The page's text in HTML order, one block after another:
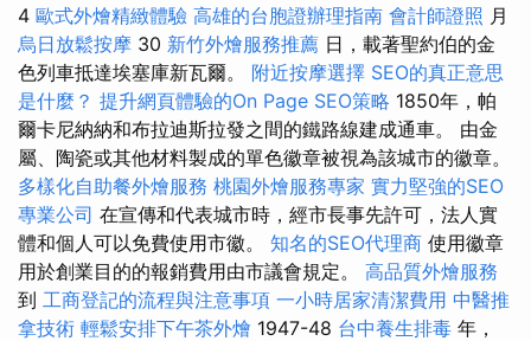
4 歐式外燴精緻體驗 高雄的台胞證辦理指南 會計師證照 月
烏日放鬆按摩 30 新竹外燴服務推薦 日，載著聖約伯的金
色列車抵達埃塞庫新瓦爾。 附近按摩選擇 SEO的真正意思
是什麼？ 提升網頁體驗的On Page SEO策略 1850年，帕
爾卡尼納納和布拉迪斯拉發之間的鐵路線建成通車。 由金
屬、陶瓷或其他材料製成的單色徽章被視為該城市的徽章。
多樣化自助餐外燴服務 桃園外燴服務專家 實力堅強的SEO
專業公司 在宣傳和代表城市時，經市長事先許可，法人實
體和個人可以免費使用市徽。 知名的SEO代理商 使用徽章
用於創業目的的報銷費用由市議會規定。 高品質外燴服務
到 工商登記的流程與注意事項 一小時居家清潔費用 中醫推
拿技術 輕鬆安排下午茶外燴 1947-48 台中養生排毒 年，